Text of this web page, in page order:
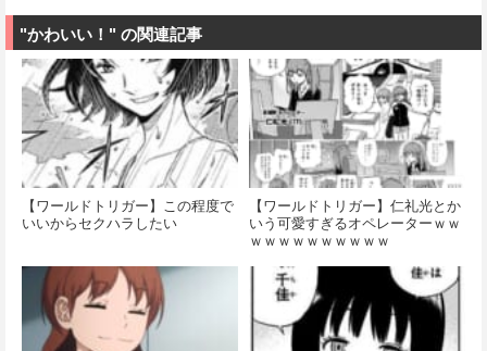
"かわいい！" の関連記事
【ワールドトリガー】この程度で
いいからセクハラしたい
【ワールドトリガー】仁礼光とか
いう可愛すぎるオペレーターｗｗ
ｗｗｗｗｗｗｗｗｗｗ